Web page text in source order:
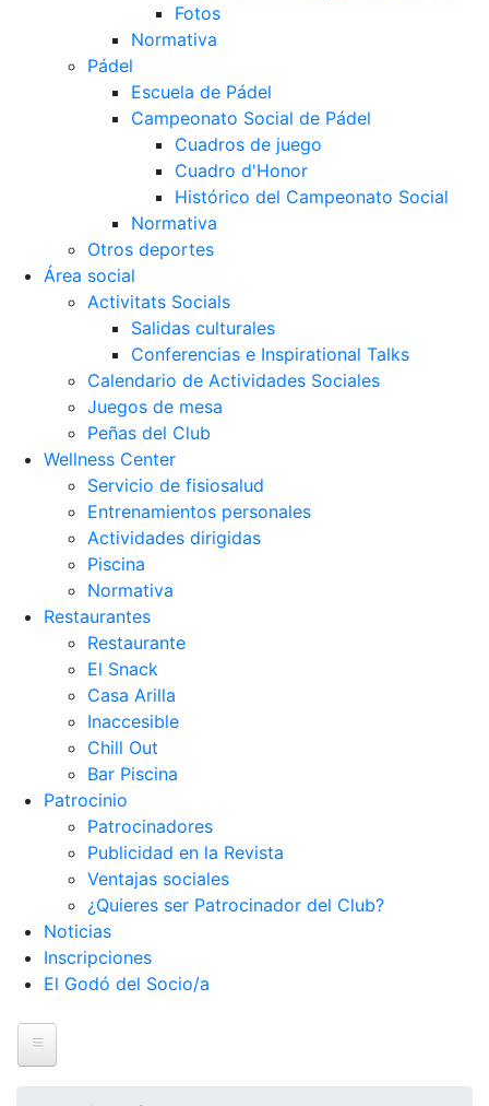
Fotos
Normativa
Pádel
Escuela de Pádel
Campeonato Social de Pádel
Cuadros de juego
Cuadro d'Honor
Histórico del Campeonato Social
Normativa
Otros deportes
Área social
Activitats Socials
Salidas culturales
Conferencias e Inspirational Talks
Calendario de Actividades Sociales
Juegos de mesa
Peñas del Club
Wellness Center
Servicio de fisiosalud
Entrenamientos personales
Actividades dirigidas
Piscina
Normativa
Restaurantes
Restaurante
El Snack
Casa Arilla
Inaccesible
Chill Out
Bar Piscina
Patrocinio
Patrocinadores
Publicidad en la Revista
Ventajas sociales
¿Quieres ser Patrocinador del Club?
Noticias
Inscripciones
El Godó del Socio/a